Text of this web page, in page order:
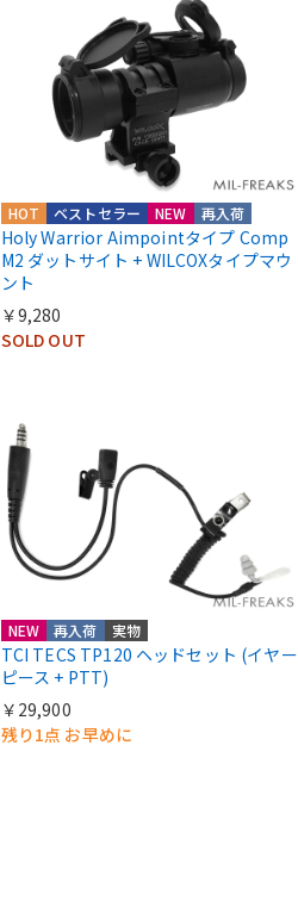
HOT NEW 再入荷
ベストセラー
Holy Warrior Aimpointタイプ Comp
M2 ダットサイト + WILCOXタイプマウ
ント
￥9,280
SOLD OUT
NEW 再入荷 実物
TCI TECS TP120 ヘッドセット (イヤー
ピース + PTT)
￥29,900
残り1点 お早めに